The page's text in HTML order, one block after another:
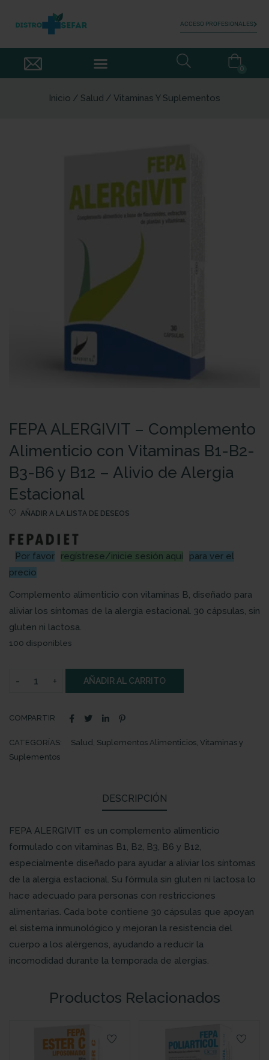
ACCESO PROFESIONALES
0
Inicio Salud Vitaminas Y Suplementos
FEPA ALERGIVIT – Complemento
Alimenticio con Vitaminas B1-B2-
B3-B6 y B12 – Alivio de Alergia
Estacional
AÑADIR A LA LISTA DE DESEOS
Por favor regístrese/inicie sesión aquí
para ver el
precio
Complemento alimenticio con vitaminas B, diseñado para
aliviar los síntomas de la alergia estacional. 30 cápsulas, sin
gluten ni lactosa.
100 disponibles
AÑADIR AL CARRITO
COMPARTIR
CATEGORÍAS: Salud Suplementos Alimenticios Vitaminas y
Suplementos
DESCRIPCIÓN
FEPA ALERGIVIT es un complemento alimenticio
formulado con vitaminas B1, B2, B3, B6 y B12,
especialmente diseñado para ayudar a aliviar los síntomas
de la alergia estacional. Su fórmula sin gluten ni lactosa lo
hace adecuado para personas con restricciones
alimentarias. Cada bote contiene 30 cápsulas que apoyan
el sistema inmunológico y mejoran la resistencia del
cuerpo a los alérgenos, ayudando a reducir la
incomodidad durante la temporada de alergias.
Productos Relacionados